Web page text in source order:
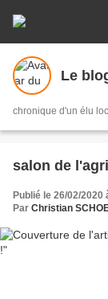
Le
chronique d'un élu
Publié le 26/02/2020
Par Christian